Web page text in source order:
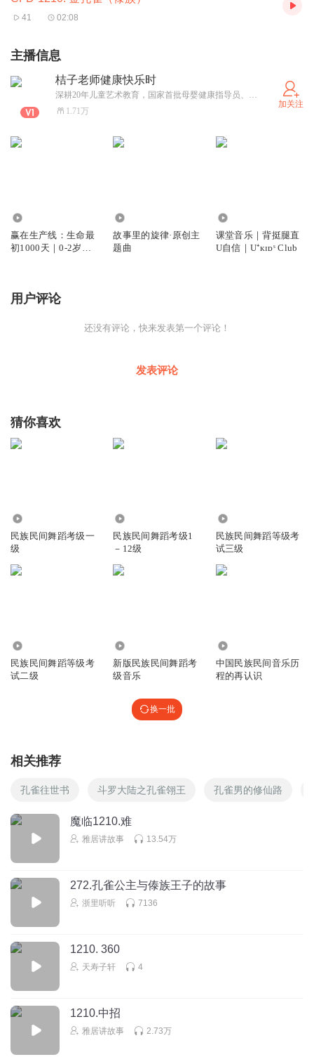
41 02:08
主播信息
桔子老师健康快乐时
深耕20年儿童艺术教育，国家首批母婴健康指导员、高级家庭教育讲师、儿童心理成长指导师、公共营养师。 听书+健康+家庭+教育 =您家庭的专属成长陪伴师！一起探索健康生活的秘诀，收获家庭成长的暖心故事。
1.71万
加关注
赢在生产线：生命最
初1000天｜0-2岁母
故事里的旋律·原创主
题曲
课堂音乐｜背挺腿直
U自信｜U⁺ᴋɪᴅˢ Club
用户评论
还没有评论，快来发表第一个评论！
发表评论
猜你喜欢
民族民间舞蹈考级一
级
民族民间舞蹈考级1
－12级
民族民间舞蹈等级考
试三级
民族民间舞蹈等级考
试二级
新版民族民间舞蹈考
级音乐
中国民族民间音乐历
程的再认识
换一批
相关推荐
孔雀往世书 斗罗大陆之孔雀翎王 孔雀男的修仙路
魔临1210.难
雅居讲故事 13.54万
272.孔雀公主与傣族王子的故事
浙里听听 7136
1210. 360
天寿子轩 4
1210.中招
雅居讲故事 2.73万